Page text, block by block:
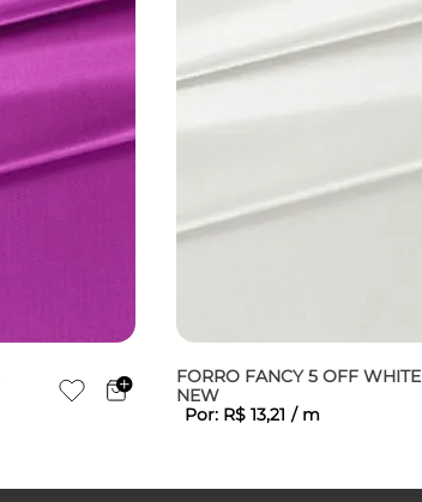
FORRO FANCY 5 OFF WHITE
NEW
Por: R$ 13,21 / m